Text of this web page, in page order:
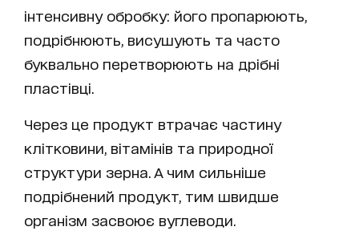
інтенсивну обробку: його пропарюють,
подрібнюють, висушують та часто
буквально перетворюють на дрібні
пластівці.
Через це продукт втрачає частину
клітковини, вітамінів та природної
структури зерна. А чим сильніше
подрібнений продукт, тим швидше
організм засвоює вуглеводи.